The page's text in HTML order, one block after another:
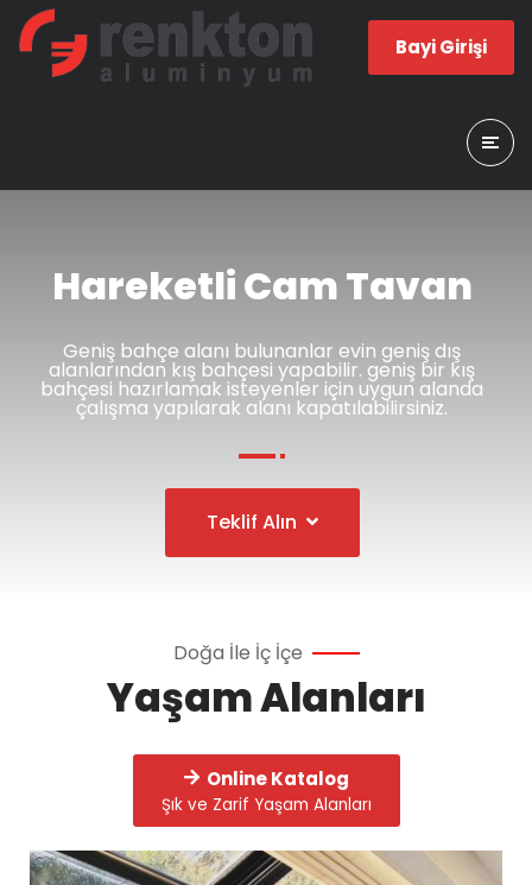
Bayi Girişi
Hareketli Cam Tavan
Geniş bahçe alanı bulunanlar evin geniş dış
alanlarından kış bahçesi yapabilir. geniş bir kış
bahçesi hazırlamak isteyenler için uygun alanda
çalışma yapılarak alanı kapatılabilirsiniz.
Teklif Alın
Doğa İle İç İçe
Yaşam Alanları
Online Katalog
Şık ve Zarif Yaşam Alanları